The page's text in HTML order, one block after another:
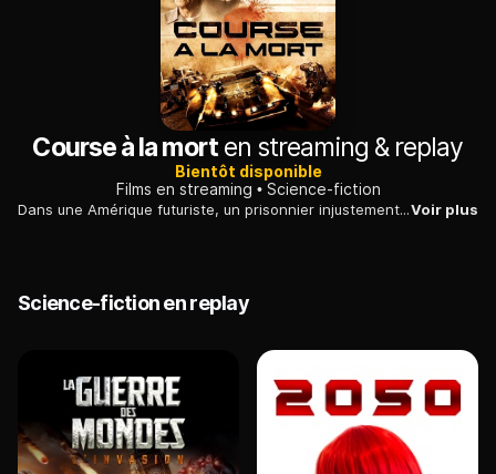
Course à la morten streaming & replay
Bientôt disponible
Films en streaming
Science-fiction
Dans une Amérique futuriste, un prisonnier injustement condamné pour le meurtre de sa femme est forcé de prendre part à une course d'un genre particulier.Voir plus
Science-fiction en replay